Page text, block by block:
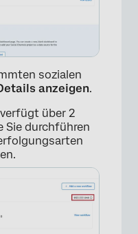
sozialen
anzeigen.
über 2
Sie durchführen